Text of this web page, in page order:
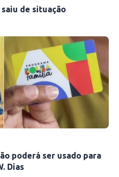
de situação
poderá ser usado para
Dias